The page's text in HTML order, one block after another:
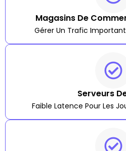
Magasins De
Gérer Un Trafic
Serveurs
Faible Latence Pour Les